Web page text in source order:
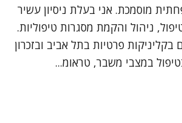
מוסמכת. אני בעלת ניסיון עשיר
שנה בטיפול, ניהול והקמת מסגרות טיפוליות.
פרטיות בתל אביב ובזכרון
במצבי משבר, טראומ...